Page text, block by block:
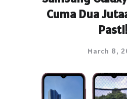
Cuma Dua
March 8,